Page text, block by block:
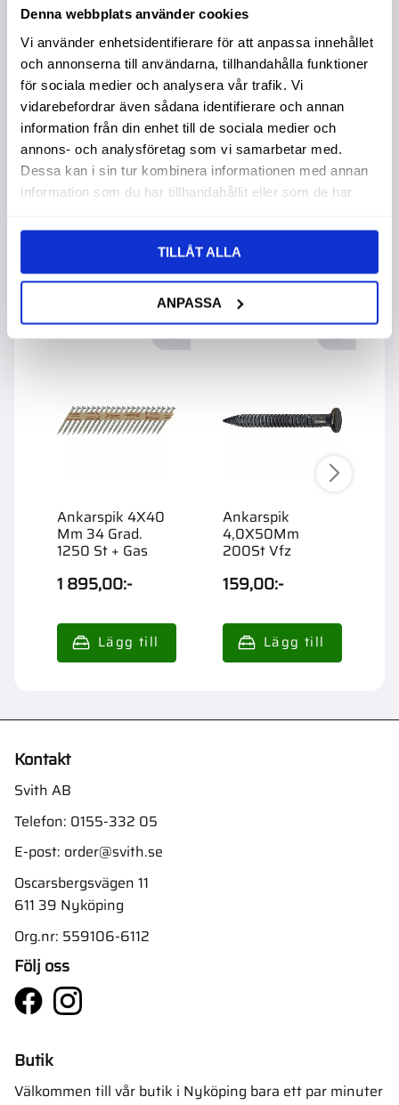
Denna webbplats använder cookies
Vi använder enhetsidentifierare för att anpassa innehållet
och annonserna till användarna, tillhandahålla funktioner
för sociala medier och analysera vår trafik. Vi
vidarebefordrar även sådana identifierare och annan
information från din enhet till de sociala medier och
annons- och analysföretag som vi samarbetar med.
Dessa kan i sin tur kombinera informationen med annan
information som du har tillhandahållit eller som de har
TILLÅT ALLA
ANPASSA
Glidregelsjärn
44,00:-
Byggbeslag För
Stockvägg 2 Delar
64,00:-
Andra köpte även
Ankarspik 4X40
Mm 34 Grad.
1250 St + Gas
1 895,00:-
Ankarspik
4,0X50Mm
200St Vfz
159,00:-
Kontakt
Svith AB
Telefon: 0155-332 05
E-post: order@svith.se
Oscarsbergsvägen 11
611 39 Nyköping
Org.nr: 559106-6112
Följ oss
Butik
Välkommen till vår butik i Nyköping bara ett par minuter